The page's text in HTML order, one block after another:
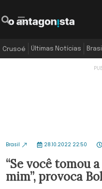
Crusoé Últimas Notícias Brasil
Brasil 28.10.2022 22:50
“Se você tomou
mim”, provoca